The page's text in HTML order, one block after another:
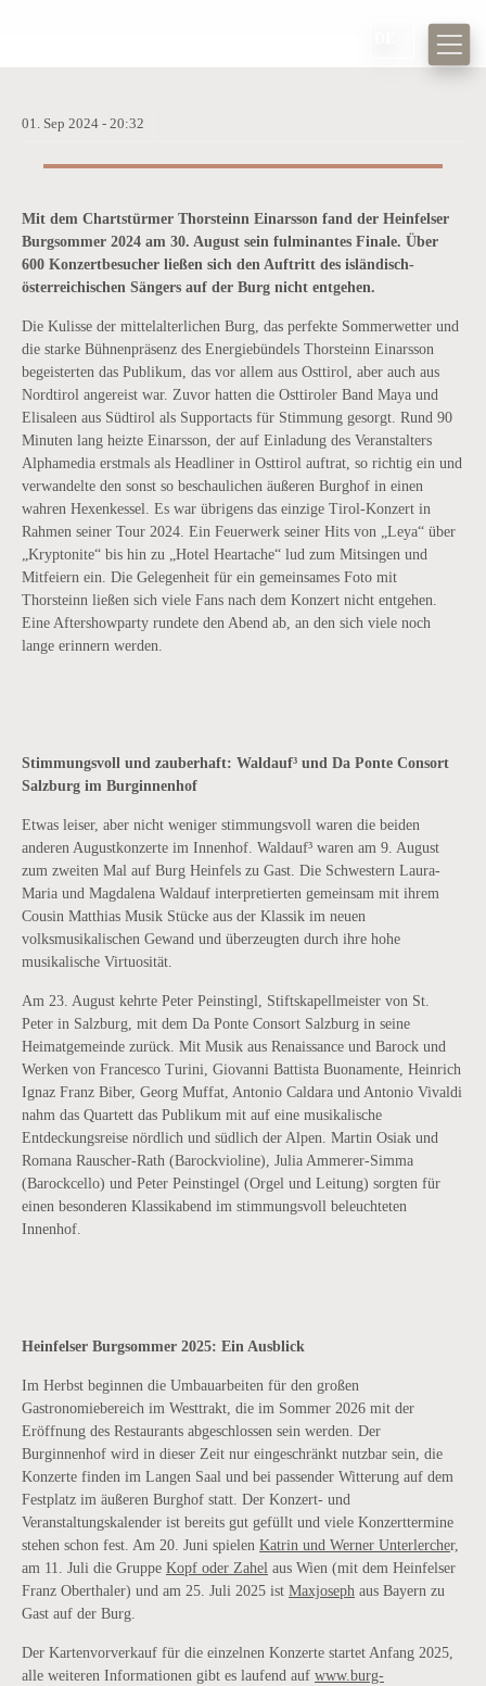
01. Sep 2024 - 20:32
Mit dem Chartstürmer Thorsteinn Einarsson fand der Heinfelser
Burgsommer 2024 am 30. August sein fulminantes Finale. Über
600 Konzertbesucher ließen sich den Auftritt des isländisch-
österreichischen Sängers auf der Burg nicht entgehen.
Die Kulisse der mittelalterlichen Burg, das perfekte Sommerwetter und
die starke Bühnenpräsenz des Energiebündels Thorsteinn Einarsson
begeisterten das Publikum, das vor allem aus Osttirol, aber auch aus
Nordtirol angereist war. Zuvor hatten die Osttiroler Band Maya und
Elisaleen aus Südtirol als Supportacts für Stimmung gesorgt. Rund 90
Minuten lang heizte Einarsson, der auf Einladung des Veranstalters
Alphamedia erstmals als Headliner in Osttirol auftrat, so richtig ein und
verwandelte den sonst so beschaulichen äußeren Burghof in einen
wahren Hexenkessel. Es war übrigens das einzige Tirol-Konzert in
Rahmen seiner Tour 2024. Ein Feuerwerk seiner Hits von „Leya“ über
„Kryptonite“ bis hin zu „Hotel Heartache“ lud zum Mitsingen und
Mitfeiern ein. Die Gelegenheit für ein gemeinsames Foto mit
Thorsteinn ließen sich viele Fans nach dem Konzert nicht entgehen.
Eine Aftershowparty rundete den Abend ab, an den sich viele noch
lange erinnern werden.
Stimmungsvoll und zauberhaft: Waldauf³ und Da Ponte Consort
Salzburg im Burginnenhof
Etwas leiser, aber nicht weniger stimmungsvoll waren die beiden
anderen Augustkonzerte im Innenhof. Waldauf³ waren am 9. August
zum zweiten Mal auf Burg Heinfels zu Gast. Die Schwestern Laura-
Maria und Magdalena Waldauf interpretierten gemeinsam mit ihrem
Cousin Matthias Musik Stücke aus der Klassik im neuen
volksmusikalischen Gewand und überzeugten durch ihre hohe
musikalische Virtuosität.
Am 23. August kehrte Peter Peinstingl, Stiftskapellmeister von St.
Peter in Salzburg, mit dem Da Ponte Consort Salzburg in seine
Heimatgemeinde zurück. Mit Musik aus Renaissance und Barock und
Werken von Francesco Turini, Giovanni Battista Buonamente, Heinrich
Ignaz Franz Biber, Georg Muffat, Antonio Caldara und Antonio Vivaldi
nahm das Quartett das Publikum mit auf eine musikalische
Entdeckungsreise nördlich und südlich der Alpen. Martin Osiak und
Romana Rauscher-Rath (Barockvioline), Julia Ammerer-Simma
(Barockcello) und Peter Peinstingel (Orgel und Leitung) sorgten für
einen besonderen Klassikabend im stimmungsvoll beleuchteten
Innenhof.
Heinfelser Burgsommer 2025: Ein Ausblick
Im Herbst beginnen die Umbauarbeiten für den großen
Gastronomiebereich im Westtrakt, die im Sommer 2026 mit der
Eröffnung des Restaurants abgeschlossen sein werden. Der
Burginnenhof wird in dieser Zeit nur eingeschränkt nutzbar sein, die
Konzerte finden im Langen Saal und bei passender Witterung auf dem
Festplatz im äußeren Burghof statt. Der Konzert- und
Veranstaltungskalender ist bereits gut gefüllt und viele Konzerttermine
stehen schon fest. Am 20. Juni spielen Katrin und Werner Unterlercher,
am 11. Juli die Gruppe Kopf oder Zahel aus Wien (mit dem Heinfelser
Franz Oberthaler) und am 25. Juli 2025 ist Maxjoseph aus Bayern zu
Gast auf der Burg.
Der Kartenvorverkauf für die einzelnen Konzerte startet Anfang 2025,
alle weiteren Informationen gibt es laufend auf www.burg-